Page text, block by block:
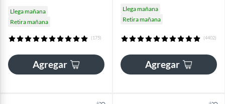
Llega mañana
Retira mañana
(175)
Agregar
Llega mañana
Retira mañana
(4402)
Agregar